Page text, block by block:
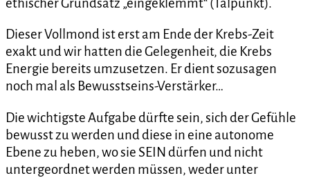
Dieser Vollmond ist erst am Ende der Krebs-Zeit
exakt und wir hatten die Gelegenheit, die Krebs
Energie bereits umzusetzen. Er dient sozusagen
noch mal als Bewusstseins-Verstärker…
Die wichtigste Aufgabe dürfte sein, sich der Gefühle
bewusst zu werden und diese in eine autonome
Ebene zu heben, wo sie SEIN dürfen und nicht
untergeordnet werden müssen, weder unter